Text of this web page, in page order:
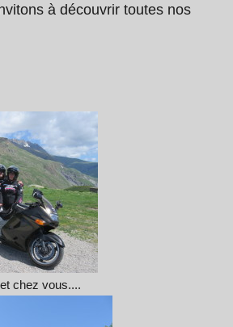
à découvrir toutes nos
chez vous....